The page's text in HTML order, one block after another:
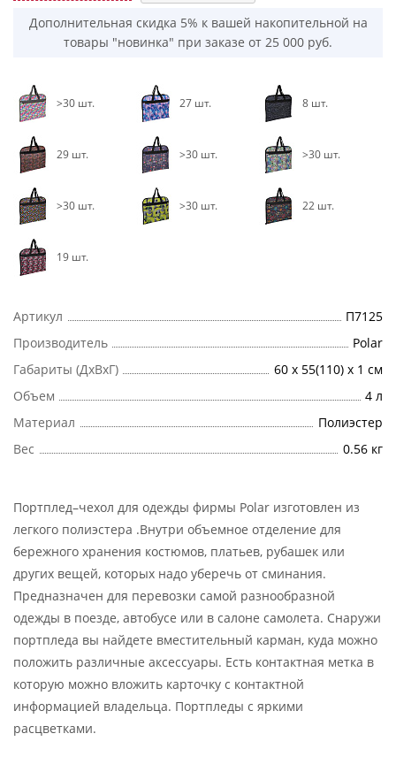
Дополнительная скидка 5% к вашей накопительной на
товары "новинка" при заказе от 25 000 руб.
>30 шт. 27 шт. 8 шт.
29 шт. >30 шт. >30 шт.
>30 шт. >30 шт. 22 шт.
19 шт.
Артикул
П7125
Производитель
Polar
Габариты (ДхВхГ)
60 х 55(110) х 1 см
Объем
4 л
Материал
Полиэстер
Вес
0.56 кг
Портплед–чехол для одежды фирмы Polar изготовлен из
легкого полиэстера .Внутри объемное отделение для
бережного хранения костюмов, платьев, рубашек или
других вещей, которых надо уберечь от сминания.
Предназначен для перевозки самой разнообразной
одежды в поезде, автобусе или в салоне самолета. Снаружи
портпледа вы найдете вместительный карман, куда можно
положить различные аксессуары. Есть контактная метка в
которую можно вложить карточку с контактной
информацией владельца. Портпледы с яркими
расцветками.